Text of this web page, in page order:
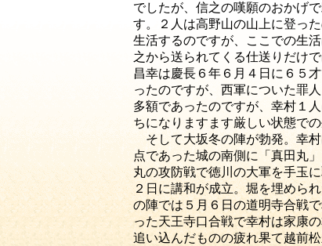
でしたが、信之の嘆願のおかげ
す。２人は高野山の山上に登っ
生活するのですが、ここでの生
之から送られてくる仕送りだけ
昌幸は慶長６年６月４日に６５
ったのですが、西軍についた罪
多額であったのですが、幸村１
ちになりますます厳しい状態で
そして大坂冬の陣が勃発。幸
点であった城の南側に「真田丸
丸の攻防戦で徳川の大軍を手玉
２日に講和が成立。堀を埋めら
の陣では５月６日の道明寺合戦
った天王寺口合戦で幸村は家康
追い込んだものの疲れ果て越前